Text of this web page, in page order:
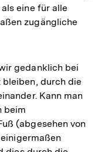
eine für alle
zugängliche
gedanklich bei
durch die
Kann man
beim
(abgesehen von